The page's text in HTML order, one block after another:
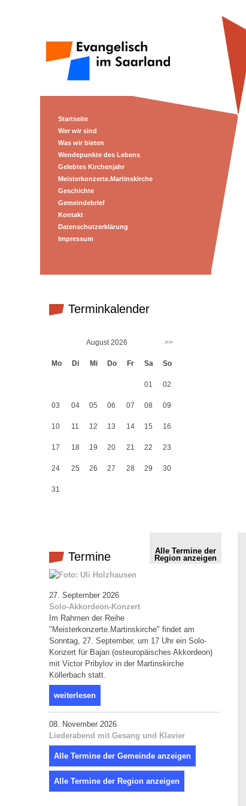
Startseite
Wer wir sind
Was wir bieten
Wendepunkte des Lebens
Gelebtes Kirchenjahr
Meisterkonzerte.Martinskirche
Geschichte
Gemeindebrief
Kontakt
Datenschutzerklärung
Impressum
Terminkalender
August 2026 >>
Mo Di Mi Do Fr Sa So
01 02
03 04 05 06 07 08 09
10 11 12 13 14 15 16
17 18 19 20 21 22 23
24 25 26 27 28 29 30
31
Termine
Alle Termine der
Region anzeigen
27. September 2026
Solo-Akkordeon-Konzert
Im Rahmen der Reihe
"Meisterkonzerte.Martinskirche" findet am
Sonntag, 27. September, um 17 Uhr ein Solo-
Konzert für Bajan (osteuropäisches Akkordeon)
mit Victor Pribylov in der Martinskirche
Köllerbach statt.
weiterlesen
08. November 2026
Liederabend mit Gesang und Klavier
Alle Termine der Gemeinde anzeigen
Alle Termine der Region anzeigen